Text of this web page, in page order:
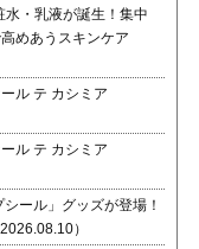
・乳液が誕生！集中
めあうスキンケア
ル テ カシミア
ル テ カシミア
ール」グッズが登場！
）